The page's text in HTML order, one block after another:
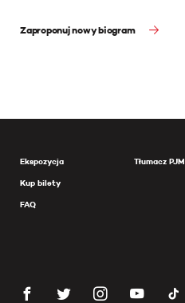
Zaproponuj nowy biogram
Ekspozycja
Kup bilety
FAQ
Tłumacz PJM